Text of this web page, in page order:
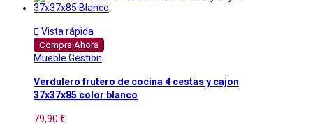
 Vista rápida
Compra Ahora
Mueble Gestion
Verdulero frutero de cocina 4 cestas y cajon
37x37x85 color blanco
79,90 €